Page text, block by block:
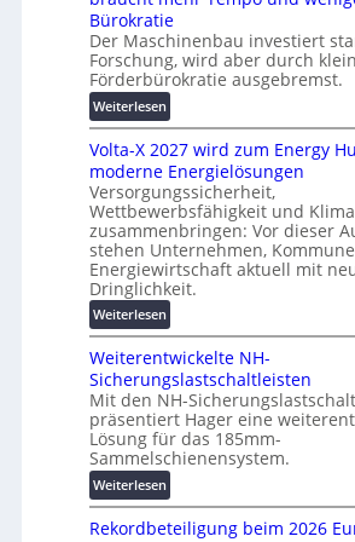
e
r
u
n
g
s
l
ö
s
u
n
g
e
n
e
s
c
h
u
t
z
u
n
d
d
i
g
i
t
a
l
e
T
r
a
n
s
a
Bürokratie
Der Maschinenbau investiert
Forschung, wird aber durch
Förderbürokratie ausgebremst.
Weiterlesen:
M
a
s
c
h
i
n
e
n
b
u
:
F
o
r
s
c
Volta-X 2027 wird zum Energy
moderne Energielösungen
Versorgungssicherheit,
Wettbewerbsfähigkeit und
zusammenbringen: Vor dieser
stehen Unternehmen,
Energiewirtschaft aktuell mit
Dringlichkeit.
Weiterlesen:
V
o
l
t
a
-
X
2
0
2
Weiterentwickelte NH-
Sicherungslastschaltleisten
Mit den NH-
präsentiert Hager eine
Lösung für das 185mm-
Sammelschienensystem.
Weiterlesen:
W
e
Rekordbeteiligung beim 2026